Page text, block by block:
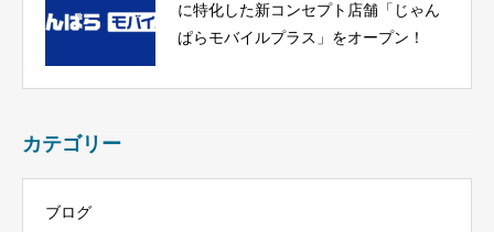
に特化した新コンセプト店舗「じゃん
ぱらモバイルプラス」をオープン！
カテゴリー
ブログ